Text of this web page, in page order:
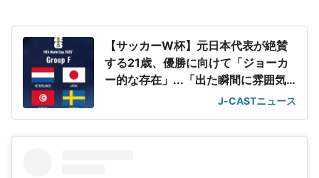
【サッカーW杯】元日本代表が絶賛
する21歳、優勝に向けて「ジョーカ
ー的な存在」...「出た瞬間に雰囲気
J-CASTニュース